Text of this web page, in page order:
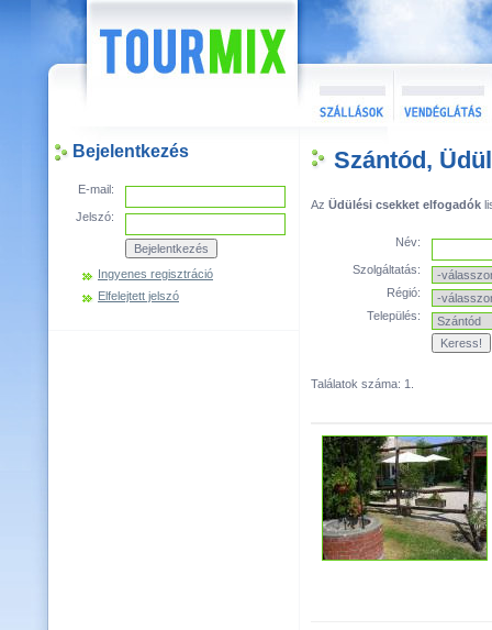
Bejelentkezés
E-mail:
Jelszó:
Ingyenes regisztráció
Elfelejtett jelszó
Szántód,
Az Üdülési csekket elfogadók
Név:
Szolgáltatás:
Régió:
Település:
Találatok száma: 1.